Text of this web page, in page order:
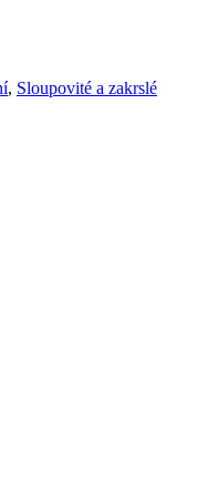
, Sloupovité a zakrslé